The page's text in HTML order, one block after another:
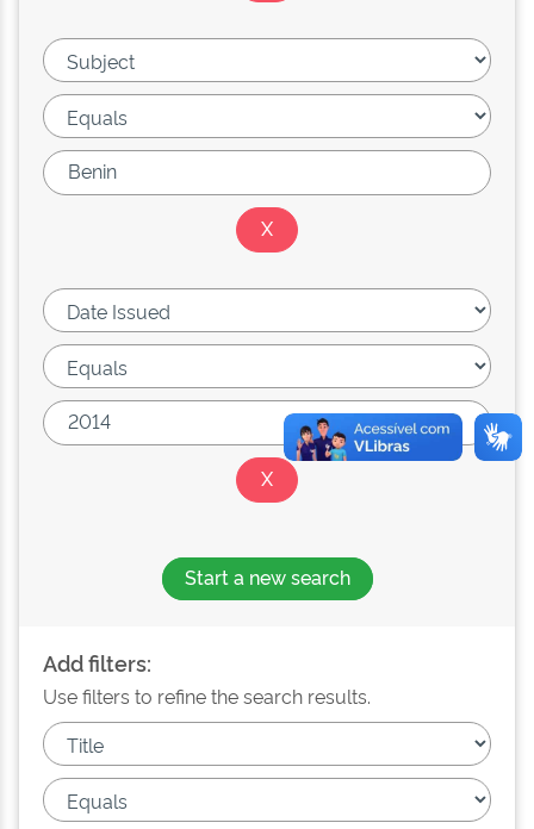
Start a new search
Add filters:
Use filters to refine the search results.